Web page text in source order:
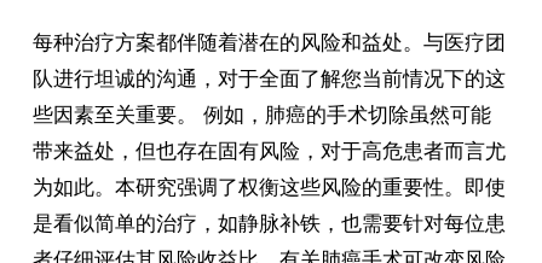
每种治疗方案都伴随着潜在的风险和益处。与医疗团
队进行坦诚的沟通，对于全面了解您当前情况下的这
些因素至关重要。 例如，肺癌的手术切除虽然可能
带来益处，但也存在固有风险，对于高危患者而言尤
为如此。本研究强调了权衡这些风险的重要性。即使
是看似简单的治疗，如静脉补铁，也需要针对每位患